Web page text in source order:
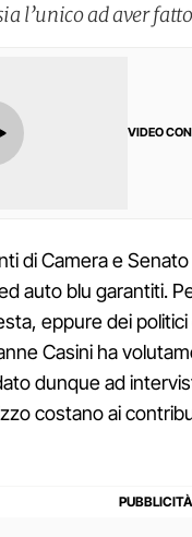
l’unico ad aver
VIDEO
di Camera e
auto blu garantiti.
eppure dei
Casini ha
dunque ad
costano ai